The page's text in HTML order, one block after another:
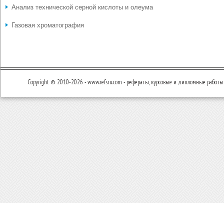
Анализ технической серной кислоты и олеума
Газовая хроматография
Copyright © 2010-2026 - www.refsru.com - рефераты, курсовые и дипломные работы